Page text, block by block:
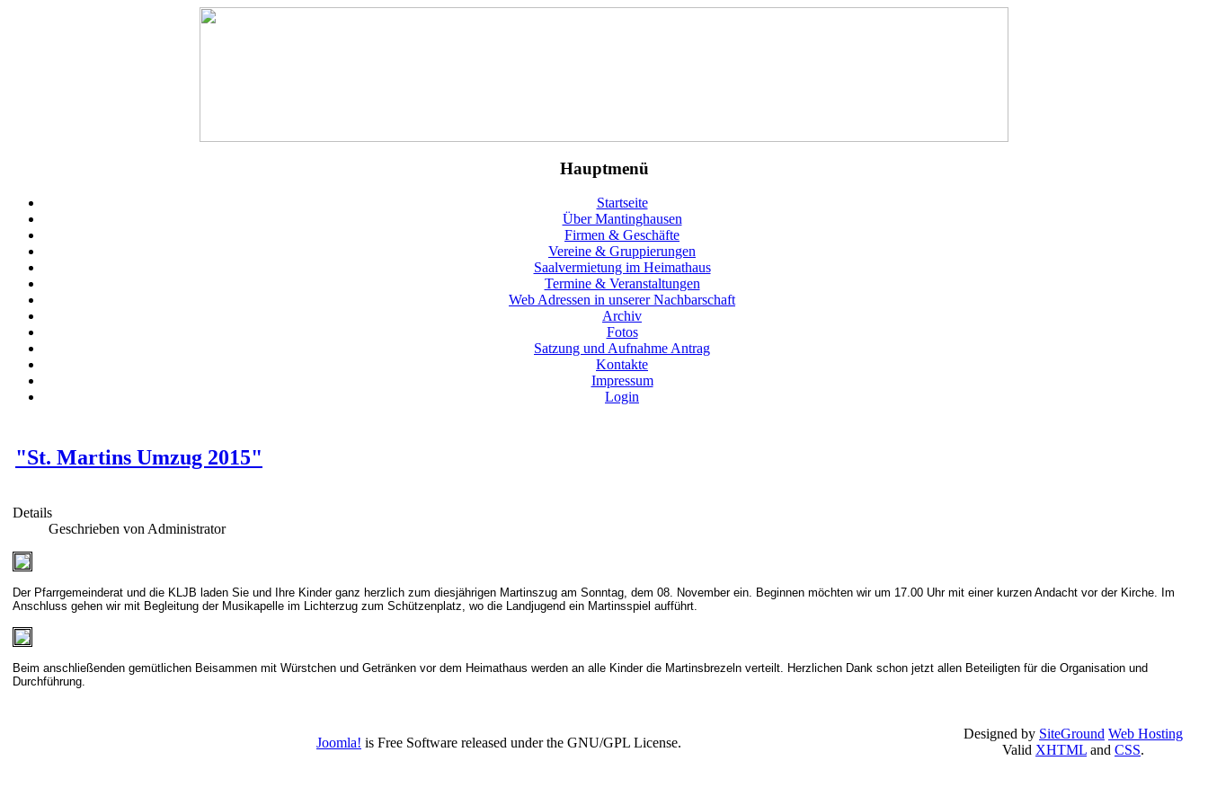
Hauptmenü
Startseite
Über Mantinghausen
Firmen & Geschäfte
Vereine & Gruppierungen
Saalvermietung im Heimathaus
Termine & Veranstaltungen
Web Adressen in unserer Nachbarschaft
Archiv
Fotos
Satzung und Aufnahme Antrag
Kontakte
Impressum
Login
"St. Martins Umzug 2015"
Details
Geschrieben von Administrator
Der Pfarrgemeinderat und die KLJB laden Sie und Ihre Kinder ganz herzlich zum diesjährigen Martinszug am Sonntag, dem 08. November ein. Beginnen möchten wir um 17.00 Uhr mit einer kurzen Andacht vor der Kirche. Im
Anschluss gehen wir mit Begleitung der Musikapelle im Lichterzug zum Schützenplatz, wo die Landjugend ein Martinsspiel aufführt.
Beim anschließenden gemütlichen Beisammen mit Würstchen und Getränken vor dem Heimathaus werden an alle Kinder die Martinsbrezeln verteilt. Herzlichen Dank schon jetzt allen Beteiligten für die Organisation und
Durchführung.
Designed by SiteGround Web Hosting
Valid XHTML and CSS.
Joomla! is Free Software released under the GNU/GPL License.